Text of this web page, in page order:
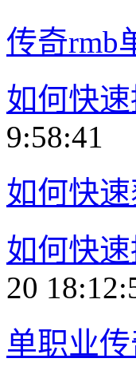
传奇rmb
如何快
9:58:41
如何快
如何快
20
单职业